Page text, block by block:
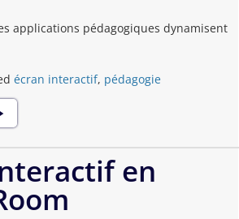
applications pédagogiques dynamisent
écran interactif, pédagogie
en